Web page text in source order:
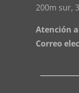
200m sur,
Atención
Correo